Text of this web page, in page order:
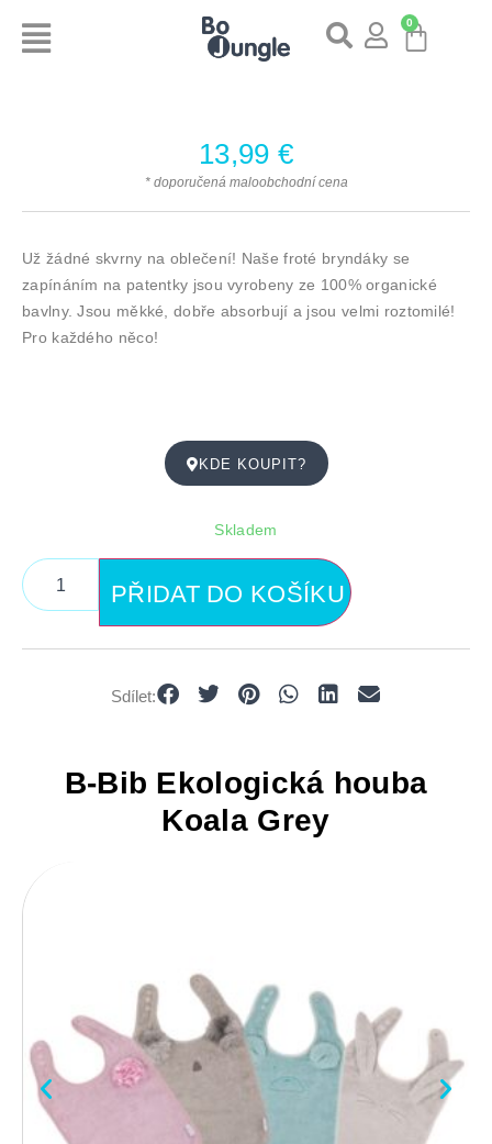
0
B-Bib Ekologická houba
Koala Grey
13,99 €
* doporučená maloobchodní cena
Už žádné skvrny na oblečení! Naše froté bryndáky se
zapínáním na patentky jsou vyrobeny ze 100% organické
bavlny. Jsou měkké, dobře absorbují a jsou velmi roztomilé!
Pro každého něco!
KDE KOUPIT?
Skladem
PŘIDAT DO KOŠÍKU
Sdílet: